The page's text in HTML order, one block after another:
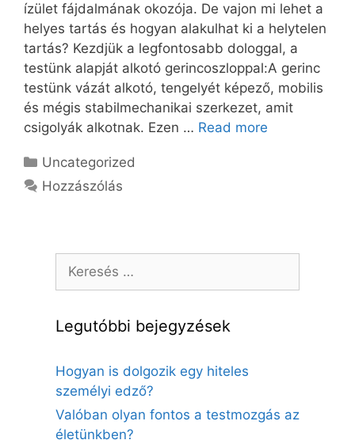
ízület fájdalmának okozója. De vajon mi lehet a
helyes tartás és hogyan alakulhat ki a helytelen
tartás? Kezdjük a legfontosabb dologgal, a
testünk alapját alkotó gerincoszloppal:A gerinc
testünk vázát alkotó, tengelyét képező, mobilis
és mégis stabilmechanikai szerkezet, amit
csigolyák alkotnak. Ezen … Read more
Kategória
Uncategorized
Hozzászólás
Keresés:
Legutóbbi bejegyzések
Hogyan is dolgozik egy hiteles
személyi edző?
Valóban olyan fontos a testmozgás az
életünkben?